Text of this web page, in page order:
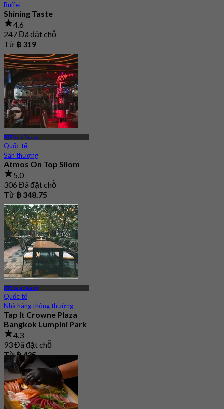
Buffet
Shining Taste
4.6
247 Đã đặt chỗ
Từ ฿ 319
BTS Sala Daeng
Quốc tế
Sân thượng
Atmos On Top Silom
5.0
306 Đã đặt chỗ
Từ ฿ 348.75
BTS Sala Daeng
Quốc tế
Nhà hàng thông thường
Tap It Crowne Plaza
Bangkok Lumpini Park
4.3
93 Đã đặt chỗ
Từ฿ 435